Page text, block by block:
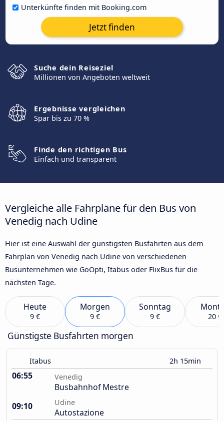
Unterkünfte finden mit Booking.com
Jetzt finden
Suche dein Reiseziel
Millionen von Angeboten weltweit
Ergebnisse vergleichen
Spar bis zu 70 %
Finde den richtigen Bus
Einfach und transparent
Vergleiche alle Fahrpläne für den Bus von
Venedig nach Udine
Hier ist eine Auswahl der günstigsten Busfahrten aus dem
Fahrplan von Venedig nach Udine von verschiedenen
Busunternehmen wie GoOpti, Itabus oder FlixBus für die
nächsten Tage.
Heute
9 €
Morgen
9 €
Sonntag
9 € 20 €
Günstigste Busfahrten morgen
Itabus 2h 15min
06:55 Venedig
Busbahnhof Mestre
09:10
Udine
Autostazione